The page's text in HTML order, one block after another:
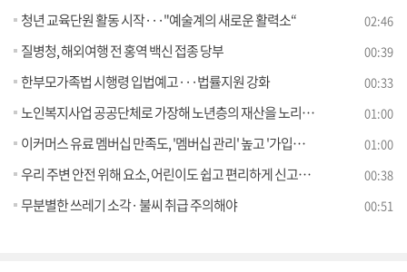
청년 교육단원 활동 시작···"예술계의 새로운 활력소“ 02:46
질병청, 해외여행 전 홍역 백신 접종 당부 00:39
한부모가족법 시행령 입법예고···법률지원 강화 00:33
노인복지사업 공공단체로 가장해 노년층의 재산을 노리는 유사수신업체에 대한 소비자 경보 발령! 01:00
이커머스 유료 멤버십 만족도, '멤버십 관리' 높고 '가입비' 낮아 01:00
우리 주변 안전 위해 요소, 어린이도 쉽고 편리하게 신고한다 00:38
무분별한 쓰레기 소각· 불씨 취급 주의해야 00:51